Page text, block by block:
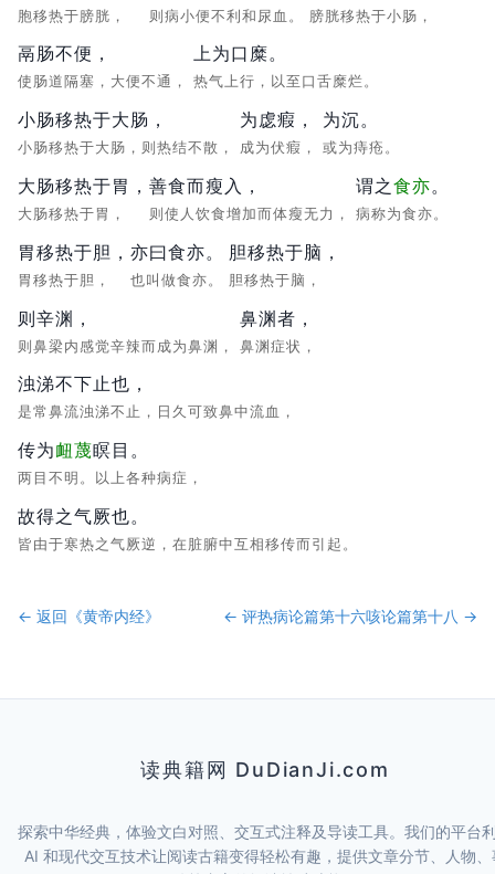
胞移热于膀胱， 则病小便不利和尿血。 膀胱移热于小肠，
鬲肠不便，
使肠道隔塞，大便不通，
上为口糜。
热气上行，以至口舌糜烂。
小肠移热于大肠，
小肠移热于大肠，则热结不散，
为虙瘕，
成为伏瘕，
为沉。
或为痔疮。
大肠移热于胃，
大肠移热于胃，
善食而瘦入，
则使人饮食增加而体瘦无力，
谓之食亦。
病称为食亦。
胃移热于胆，
胃移热于胆，
亦曰食亦。
也叫做食亦。
胆移热于脑，
胆移热于脑，
则辛渊，
则鼻梁内感觉辛辣而成为鼻渊，
鼻渊者，
鼻渊症状，
浊涕不下止也，
是常鼻流浊涕不止，日久可致鼻中流血，
传为衄蔑瞑目。
两目不明。以上各种病症，
故得之气厥也。
皆由于寒热之气厥逆，在脏腑中互相移传而引起。
← 返回《黄帝内经》 ← 评热病论篇第十六咳论篇第十八 →
读典籍网 DuDianJi.com
探索中华经典，体验文白对照、交互式注释及导读工具。我们的平台
AI 和现代交互技术让阅读古籍变得轻松有趣，提供文章分节、人物、